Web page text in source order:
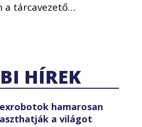
a tárcavezető…
HÍREK
hamarosan
a világot